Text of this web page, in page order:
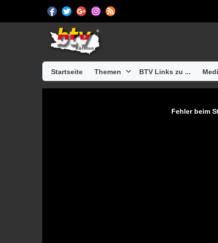
Startseite Themen BTV Links zu ...
Fehler beim